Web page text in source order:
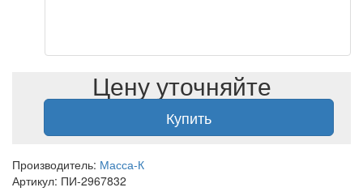
Цену уточняйте
Купить
Производитель: Масса-К
Артикул: ПИ-2967832